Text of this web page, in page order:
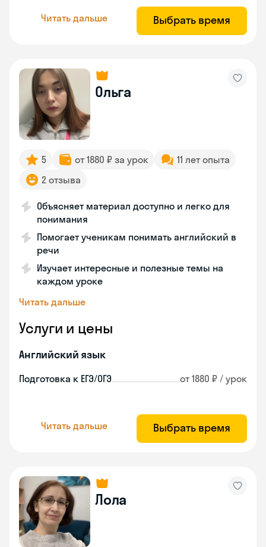
Читать дальше Выбрать время
Ольга
5 от 1880 ₽ за урок
11 лет опыта
2 отзыва
Объясняет материал доступно и легко для
понимания
Помогает ученикам понимать английский в
речи
Изучает интересные и полезные темы на
каждом уроке
Читать дальше
Услуги и цены
Английский язык
Подготовка к ЕГЭ/ОГЭ от 1880 ₽ / урок
Читать дальше Выбрать время
Лола